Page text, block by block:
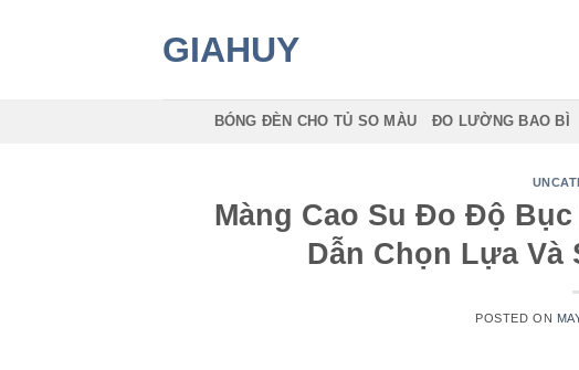
GIAHUY
BÓNG ĐÈN CHO TỦ SO MÀU ĐO LƯỜNG BAO BÌ
Màng Cao Su Đo Độ
Dẫn Chọn Lựa
POSTED ON